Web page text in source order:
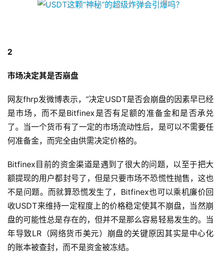
2
市场决定其是否崩盘
网友fhrp发微博表示，“决定USDT是否会崩盘的因素早已经
是市场，而不是Bitfinex是否有足额的准备金和是否承兑
了。当一个货币有了一定的市场流动性后，是可以不需要任
何准备金，而完全由供需决定价格的。
Bitfinex目前的资金渠道是遇到了很大的问题，以至于把大
额提现的用户都封号了，但是只要市场不恐慌性抛售，这也
不是问题。而就算恐慌发生了，Bitfinex也可以乘机廉价回
收USDT来维持一定程度上的价格稳定使其不崩盘，当然崩
盘的可能性总是存在的，但并不是那么容易轻易发生的。当
年导致LR（网络货币美元）崩盘的关键原因其实是中心化
的账本被查封，而不是资金被冻结。